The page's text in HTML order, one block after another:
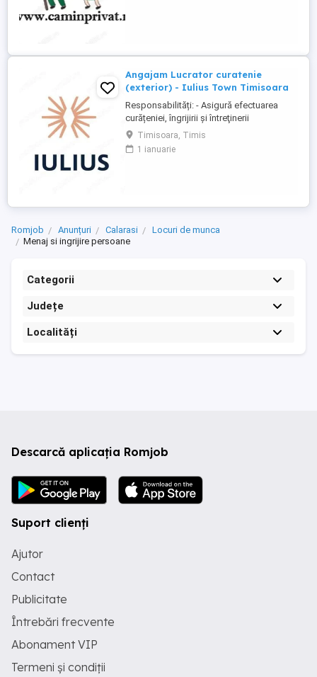
Angajam Lucrator curatenie
(exterior) - Iulius Town Timisoara
Responsabilități: - Asigură efectuarea
curățeniei, îngrijirii şi întreţinerii
amplasamentului exterior al Mall-ului; -
Colectează cartoanele din locaţie şi le
trimite spre punctul de colectare; - Pe timp
Timisoara, Timis
1 ianuarie
Romjob Anunțuri Calarasi
Locuri de munca
Menaj si ingrijire persoane
Categorii
Județe
Localități
Descarcă aplicația Romjob
Suport clienți
Ajutor
Contact
Publicitate
Întrebări frecvente
Abonament VIP
Termeni și condiții